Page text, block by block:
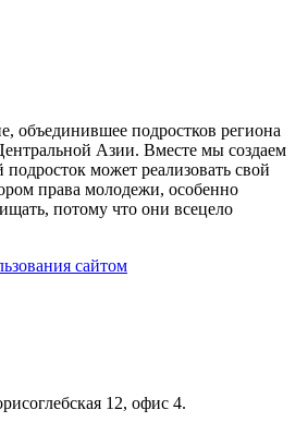
объединившее подростков региона
Азии. Вместе мы создаем
может реализовать свой
права молодежи, особенно
потому что они всецело
сайтом
12, офис 4.